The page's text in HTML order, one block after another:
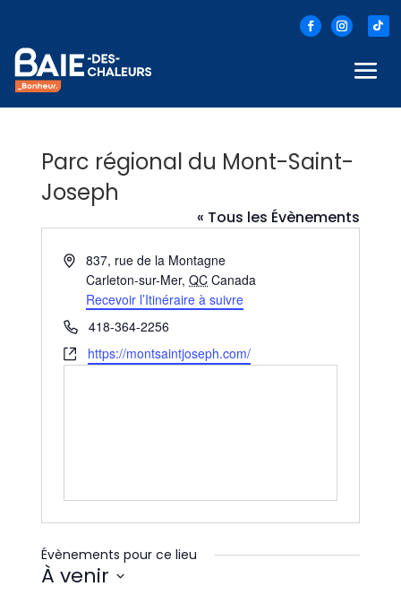
Parc régional du Mont-Saint-
Joseph
« Tous les Évènements
Adresse837, rue de la Montagne
Carleton-sur-Mer, QC Canada
Recevoir l’Itinéraire à suivre
Téléphone
418-364-2256
Site
https://montsaintjoseph.com/
Évènements pour ce lieu
À venir